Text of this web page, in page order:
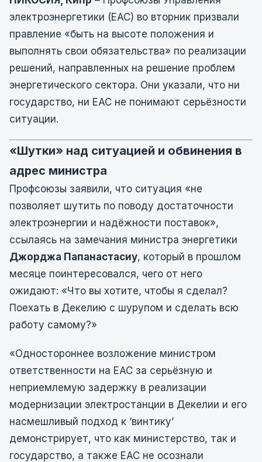
электроэнергетики (EAC) во вторник призвали
правление «быть на высоте положения и
выполнять свои обязательства» по реализации
решений, направленных на решение проблем
энергетического сектора. Они указали, что ни
государство, ни EAC не понимают серьёзности
ситуации.
«Шутки» над ситуацией и обвинения в
адрес министра
Профсоюзы заявили, что ситуация «не
позволяет шутить по поводу достаточности
электроэнергии и надёжности поставок»,
ссылаясь на замечания министра энергетики
Джорджа Папанастасиу, который в прошлом
месяце поинтересовался, чего от него
ожидают: «Что вы хотите, чтобы я сделал?
Поехать в Декелию с шурупом и сделать всю
работу самому?»
«Одностороннее возложение министром
ответственности на EAC за серьёзную и
неприемлемую задержку в реализации
модернизации электростанции в Декелии и его
насмешливый подход к ‘винтику’
демонстрирует, что как министерство, так и
государство, а также EAC не осознали